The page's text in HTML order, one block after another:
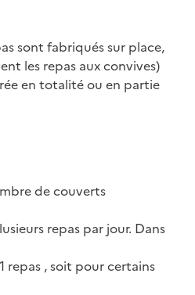
sont fabriqués sur place,
les repas aux convives)
en totalité ou en partie
de couverts
repas par jour. Dans
repas , soit pour certains